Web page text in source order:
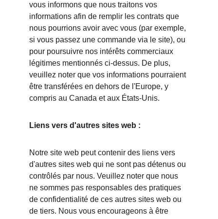
vous informons que nous traitons vos
informations afin de remplir les contrats que
nous pourrions avoir avec vous (par exemple,
si vous passez une commande via le site), ou
pour poursuivre nos intérêts commerciaux
légitimes mentionnés ci-dessus. De plus,
veuillez noter que vos informations pourraient
être transférées en dehors de l'Europe, y
compris au Canada et aux États-Unis.
Liens vers d'autres sites web :
Notre site web peut contenir des liens vers
d'autres sites web qui ne sont pas détenus ou
contrôlés par nous. Veuillez noter que nous
ne sommes pas responsables des pratiques
de confidentialité de ces autres sites web ou
de tiers. Nous vous encourageons à être